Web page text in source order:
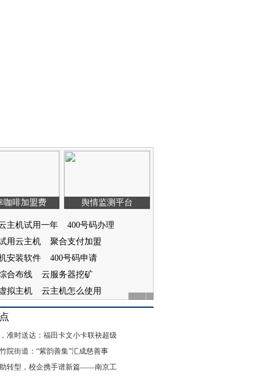
准时送达：福田卡文小卡联袂超级
院街道：“紫韵善集”汇成慈善事
转型，校企携手谱新篇——南京工